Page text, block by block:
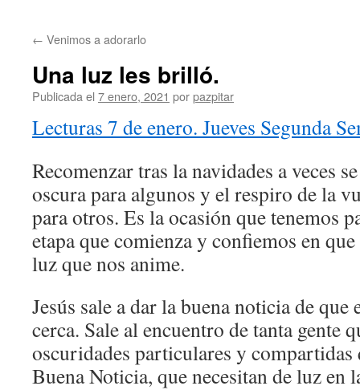
← Venimos a adorarlo
Una luz les brilló.
Publicada el 7 enero, 2021 porpazpitar
Lecturas 7 de enero. Jueves Segunda
Recomenzar tras la navidades a veces
oscura para algunos y el respiro de la
para otros. Es la ocasión que tenemos
etapa que comienza y confiemos en
luz que nos anime.
Jesús sale a dar la buena noticia de que
cerca. Sale al encuentro de tanta gente
oscuridades particulares y compartidas
Buena Noticia, que necesitan de luz en